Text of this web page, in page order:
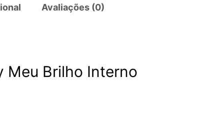
Avaliações (0)
Meu Brilho Interno